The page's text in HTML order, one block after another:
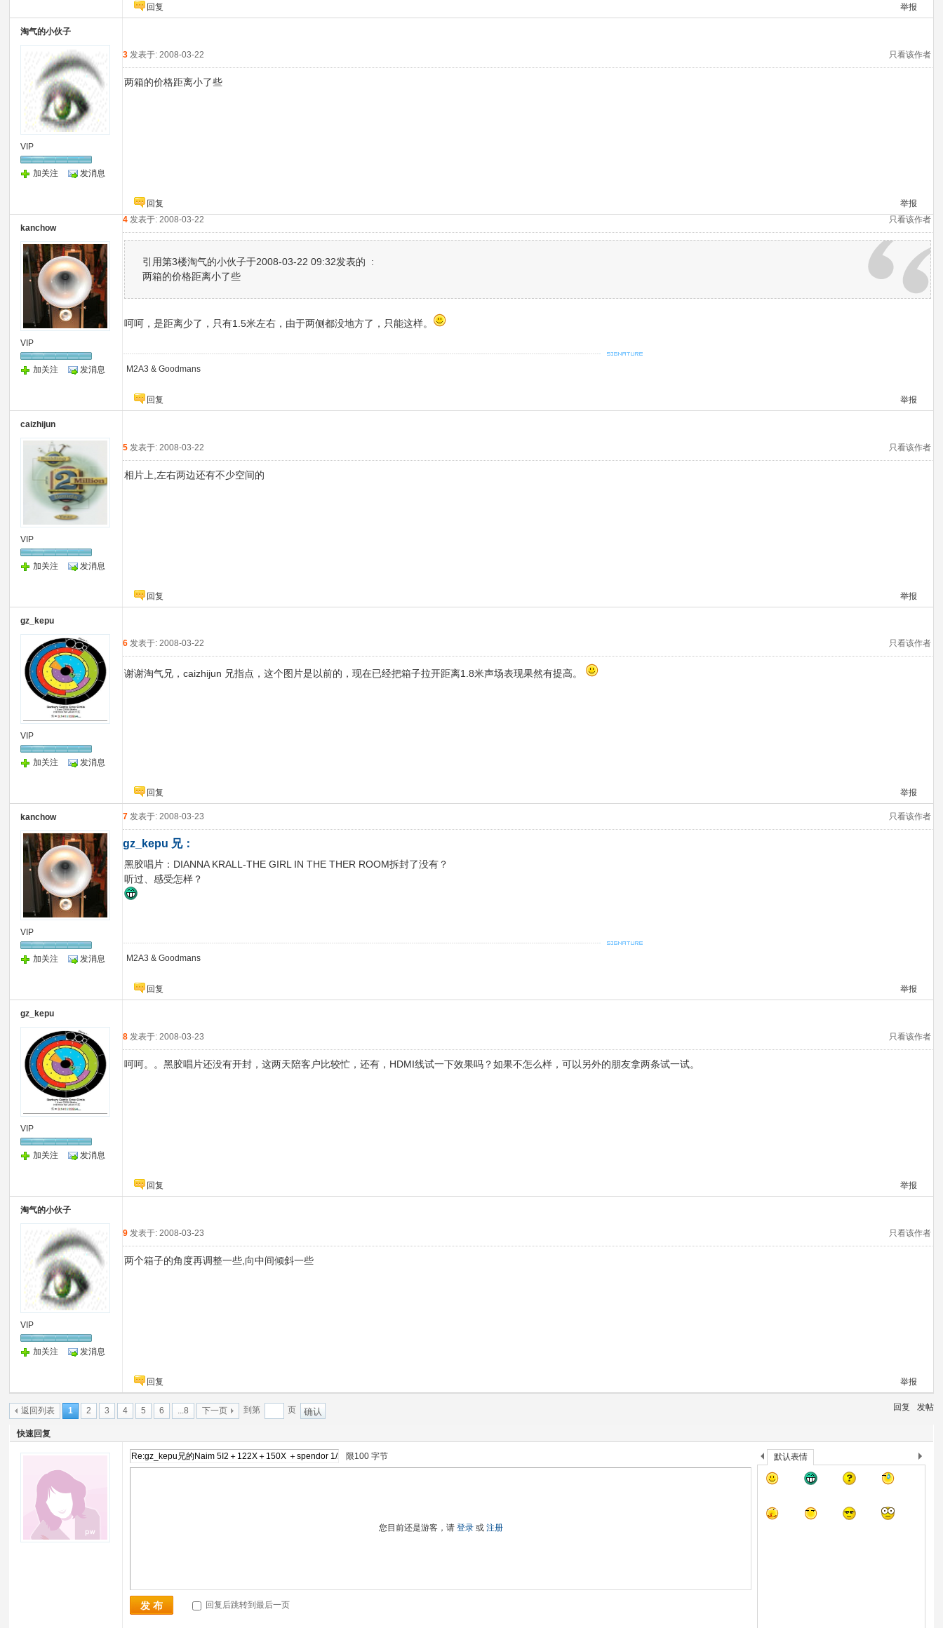
回复 举报
淘气的小伙子
VIP
加关注 发消息
只看该作者
3 发表于: 2008-03-22
两箱的价格距离小了些
回复 举报
kanchow
VIP
加关注 发消息
只看该作者
4 发表于: 2008-03-22
引用第3楼淘气的小伙子于2008-03-22 09:32发表的 :
两箱的价格距离小了些
呵呵，是距离少了，只有1.5米左右，由于两侧都没地方了，只能这样。
M2A3 & Goodmans
回复 举报
caizhijun
VIP
加关注 发消息
只看该作者
5 发表于: 2008-03-22
相片上,左右两边还有不少空间的
回复 举报
gz_kepu
VIP
加关注 发消息
只看该作者
6 发表于: 2008-03-22
谢谢淘气兄，caizhijun 兄指点，这个图片是以前的，现在已经把箱子拉开距离1.8米声场表现果然有提高。
回复 举报
kanchow
VIP
加关注 发消息
只看该作者
7 发表于: 2008-03-23
gz_kepu 兄：
黑胶唱片：DIANNA KRALL-THE GIRL IN THE THER ROOM拆封了没有？
听过、感受怎样？
M2A3 & Goodmans
回复 举报
gz_kepu
VIP
加关注 发消息
只看该作者
8 发表于: 2008-03-23
呵呵。。黑胶唱片还没有开封，这两天陪客户比较忙，还有，HDMI线试一下效果吗？如果不怎么样，可以另外的朋友拿两条试一试。
回复 举报
淘气的小伙子
VIP
加关注 发消息
只看该作者
9 发表于: 2008-03-23
两个箱子的角度再调整一些,向中间倾斜一些
回复 举报
发帖
回复
返回列表 1 2 3 4 5 6 ...8 下一页 到第 页 确认
快速回复
限100 字节
您目前还是游客，请 登录或 注册
发 布 回复后跳转到最后一页
上
一
下
默认表情